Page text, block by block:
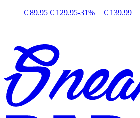
€ 89.95 € 129.95-31% € 139.99